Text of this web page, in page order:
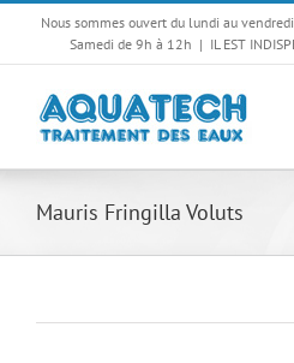
Passer
contenu
Nous sommes ouvert du lundi au
Samedi de 9h à 12h | IL EST
Mauris Fringilla Voluts